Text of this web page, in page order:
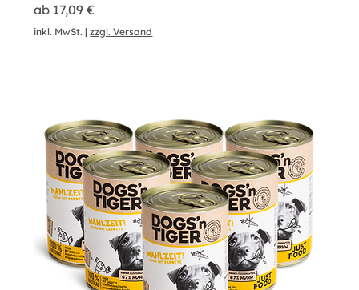
ab 17,09 €
Sale-Preis
inkl. MwSt. |zzgl. Versand